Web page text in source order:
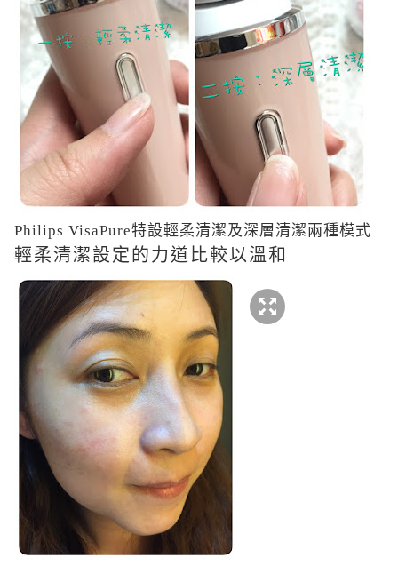
Philips VisaPure特設輕柔清潔及深層清潔兩種模式
輕柔清潔設定的力道比較以溫和